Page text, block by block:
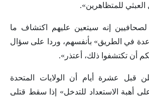
للمتظاهرين».
لصحافيين إنه سيتعين عليهم اكتشاف ما
في الطريق» بأنفسهم، وردا على سؤال
أن تكتشفوا ذلك، أعتذر».
قبل عشرة أيام أن الولايات المتحدة
أهبة الاستعداد للتدخل» إذا سقط قتلى